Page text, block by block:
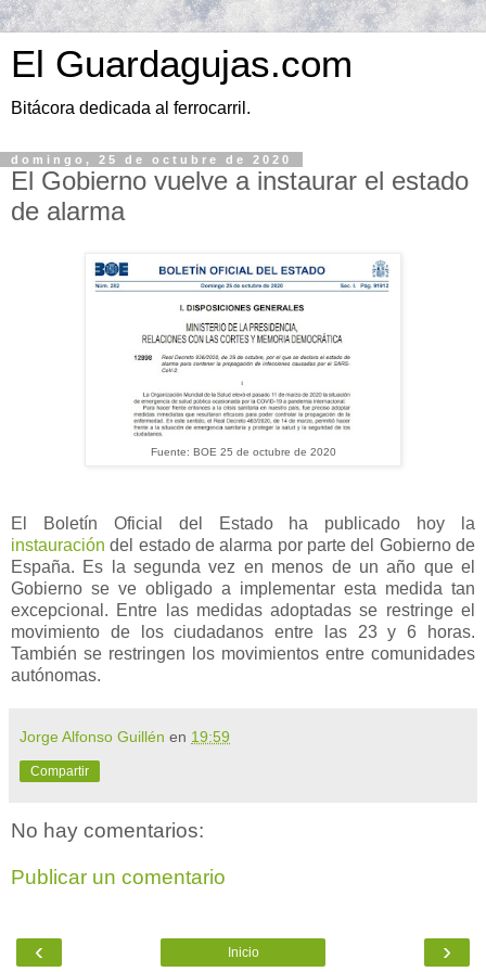
El Guardagujas.com
Bitácora dedicada al ferrocarril.
domingo, 25 de octubre de 2020
El Gobierno vuelve a instaurar el estado
de alarma
Fuente: BOE 25 de octubre de 2020
El Boletín Oficial del Estado ha publicado hoy la
instauración del estado de alarma por parte del Gobierno de
España. Es la segunda vez en menos de un año que el
Gobierno se ve obligado a implementar esta medida tan
excepcional. Entre las medidas adoptadas se restringe el
movimiento de los ciudadanos entre las 23 y 6 horas.
También se restringen los movimientos entre comunidades
autónomas.
Jorge Alfonso Guillén en 19:59
Compartir
No hay comentarios:
Publicar un comentario
‹ ›
Inicio